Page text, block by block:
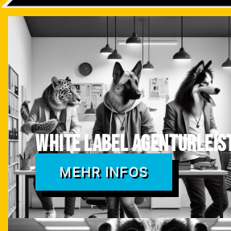
White Label
MEHR INFOS